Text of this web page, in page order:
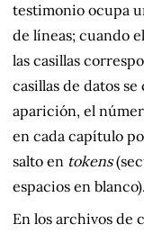
testimonio ocupa
de líneas; cuando
las casillas
casillas de datos
aparición, el
en cada capítulo
salto en tokens
espacios en blanco).
En los archivos de